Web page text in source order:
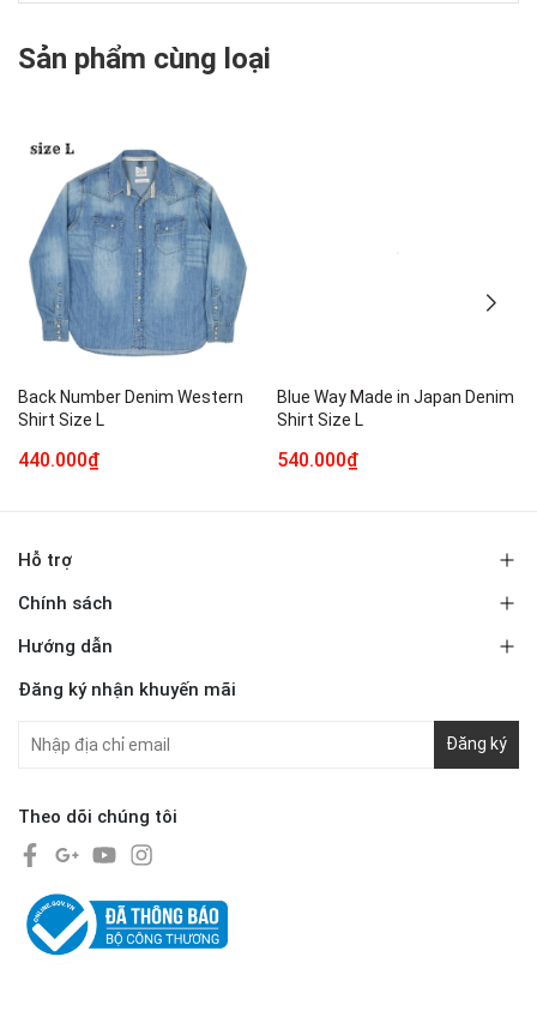
Sản phẩm cùng loại
Back Number Denim Western
Shirt Size L
440.000₫
Blue Way Made in Japan Denim
Shirt Size L
540.000₫
Hỗ trợ
Chính sách
Hướng dẫn
Đăng ký nhận khuyến mãi
Đăng ký
Theo dõi chúng tôi